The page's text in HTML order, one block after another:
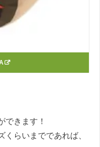
できます！
らいまでであれば、